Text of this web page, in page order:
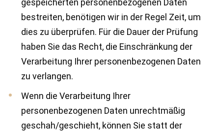
gespeicherten personenbezogenen Daten
bestreiten, benötigen wir in der Regel Zeit, um
dies zu überprüfen. Für die Dauer der Prüfung
haben Sie das Recht, die Einschränkung der
Verarbeitung Ihrer personenbezogenen Daten
zu verlangen.
Wenn die Verarbeitung Ihrer
personenbezogenen Daten unrechtmäßig
geschah/geschieht, können Sie statt der